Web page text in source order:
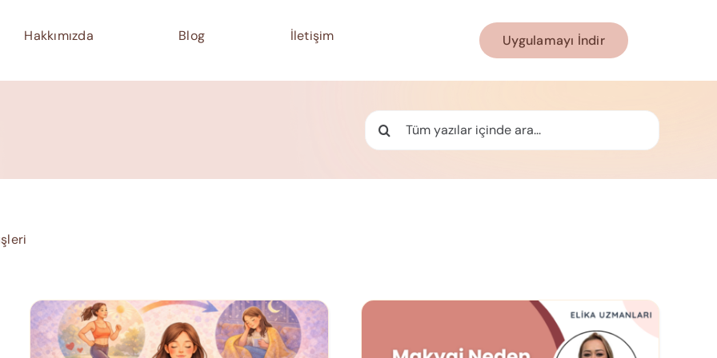
Hakkımızda Blog İletişim Uygulamayı İndir
Ara: